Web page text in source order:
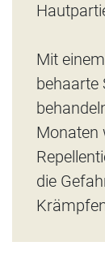
Mit
behaarte
Monaten
die